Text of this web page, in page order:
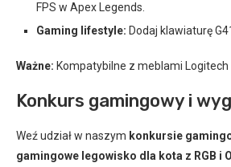
FPS w Apex Legends.
Gaming lifestyle: Dodaj klawiaturę
Ważne: Kompatybilne z meblami Logitech
Konkurs gamingowy i
Weź udział w naszym konkursie
gamingowe legowisko dla kota z RGB i